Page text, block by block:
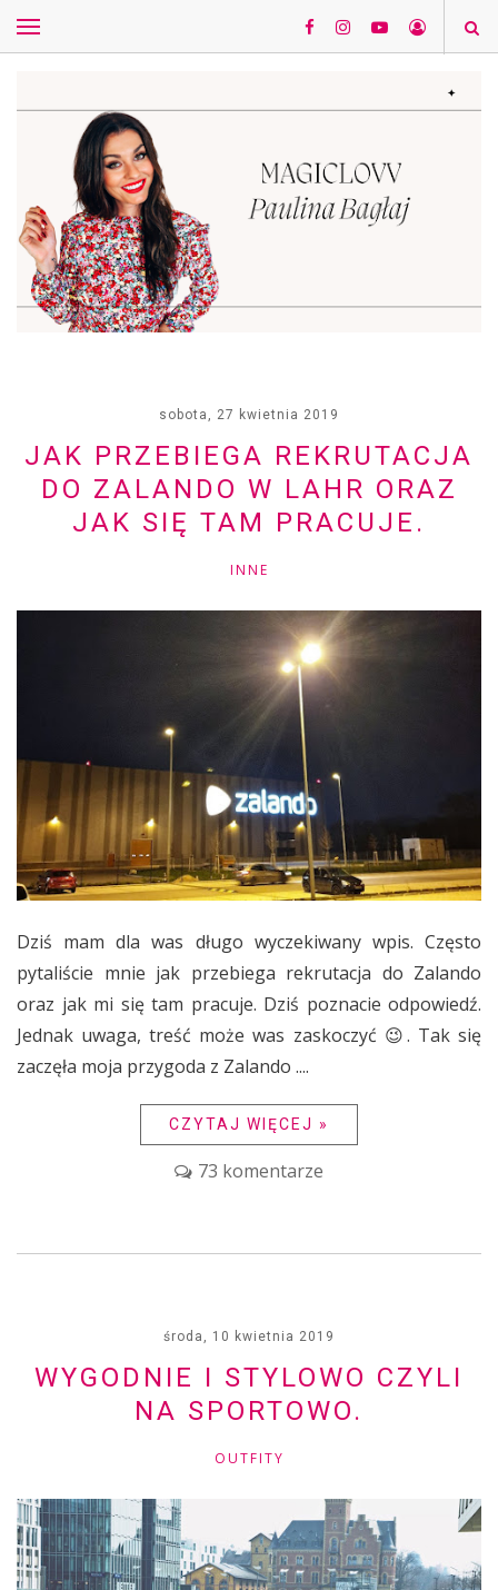
sobota, 27 kwietnia 2019
JAK PRZEBIEGA REKRUTACJA
DO ZALANDO W LAHR ORAZ
JAK SIĘ TAM PRACUJE.
INNE
Dziś mam dla was długo wyczekiwany wpis. Często
pytaliście mnie jak przebiega rekrutacja do Zalando
oraz jak mi się tam pracuje. Dziś poznacie odpowiedź.
Jednak uwaga, treść może was zaskoczyć 😉. Tak się
zaczęła moja przygoda z Zalando ....
CZYTAJ WIĘCEJ »
73 komentarze
środa, 10 kwietnia 2019
WYGODNIE I STYLOWO CZYLI
NA SPORTOWO.
OUTFITY